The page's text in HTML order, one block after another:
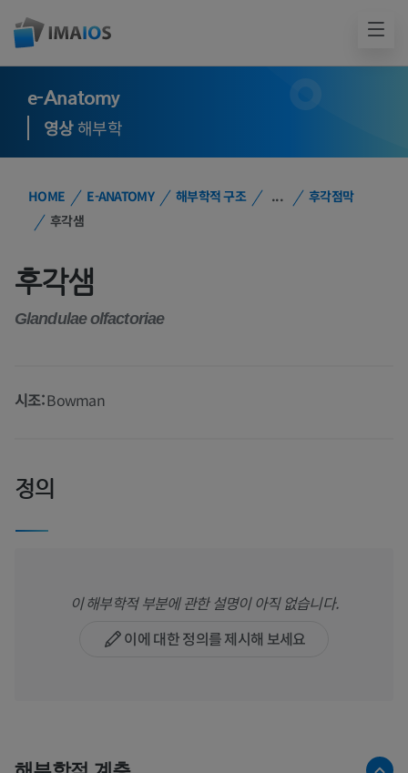
e-Anatomy
영상해부학
HOME E-ANATOMY 해부학적 구조 ...
후각점막
후각샘
후각샘
Glandulae olfactoriae
시조:Bowman
정의
이 해부학적 부분에 관한 설명이 아직 없습니다.
이에 대한 정의를 제시해 보세요